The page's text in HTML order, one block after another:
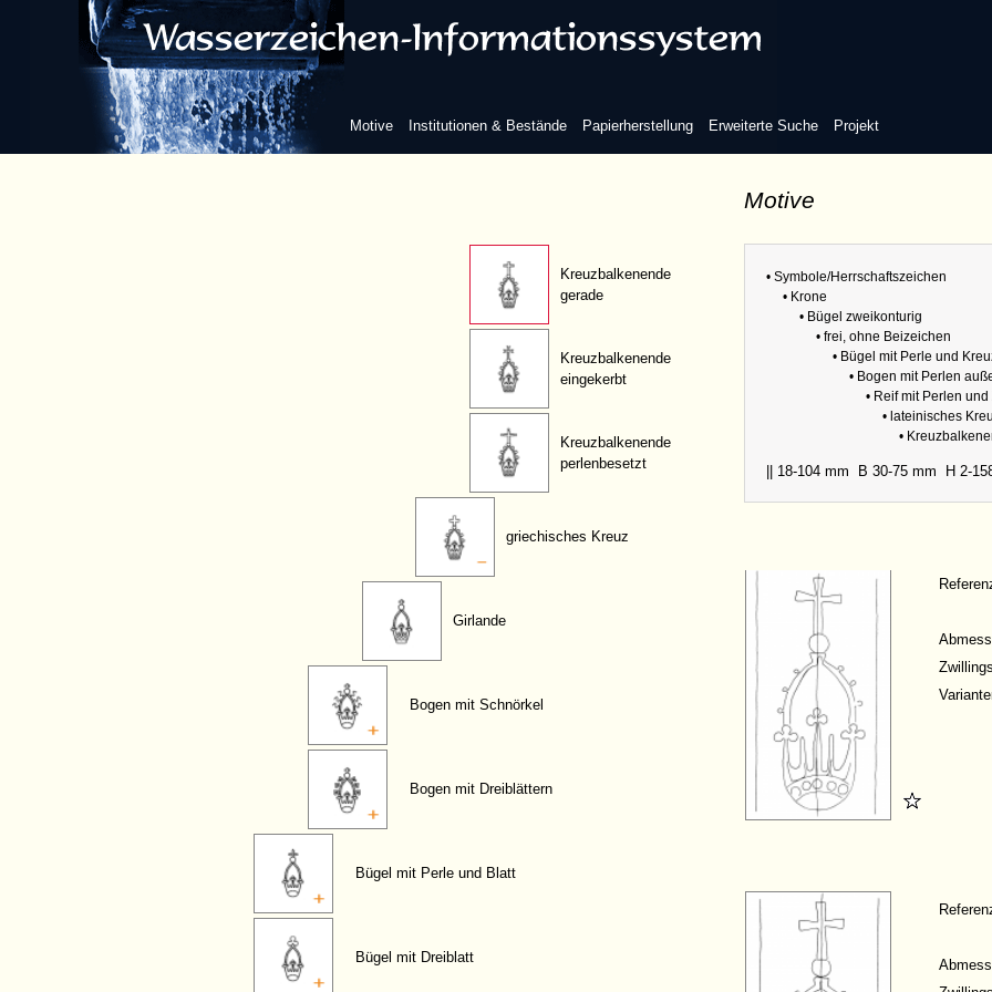
Motive Institutionen & Bestände Papierherstellung Erweiterte Suche Projekt
Motive
Reif mit Perlen (zweireihig)
Reif mit Perlen und Zacken/Strichen
Kreuzbalkenende
gerade
Kreuzbalkenende
eingekerbt
Kreuzbalkenende
perlenbesetzt
griechisches Kreuz
Girlande
Bogen mit Schnörkel
Bogen mit Dreiblättern
Bügel mit Perle und Blatt
Bügel mit Dreiblatt
• Symbole/Herrschaftszeichen
• Krone
• Bügel zweikonturig
• frei, ohne Beizeichen
• Bügel mit Perle und
• Bogen mit Perlen
• Reif mit Perlen
• lateinisches
•
|| 18-104 mm B 30-75 mm H 2-